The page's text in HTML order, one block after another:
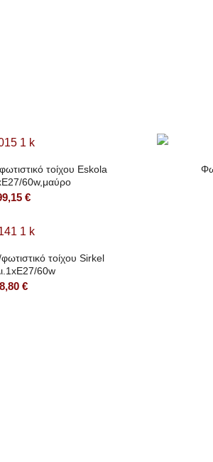
τοίχου Eskola
60w,μαύρο
€
τοίχου Sirkel
60w
€